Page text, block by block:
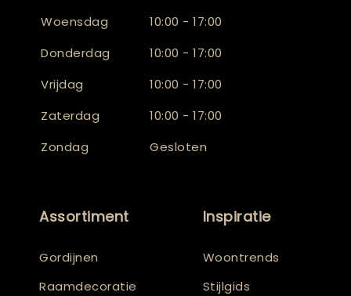
Woensdag
10:00 - 17:00
Donderdag
10:00 - 17:00
Vrijdag
10:00 - 17:00
Zaterdag
10:00 - 17:00
Zondag
Gesloten
Assortiment
Gordijnen
Raamdecoratie
Inspiratie
Woontrends
Stijlgids